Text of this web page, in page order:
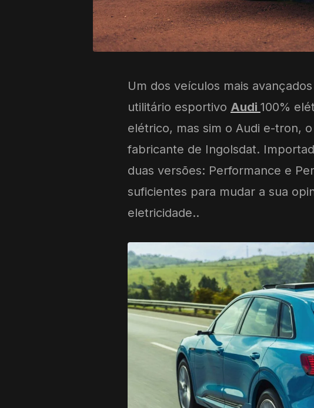
Um dos veículos mais
utilitário esportivo Audi 100%
elétrico, mas sim o Audi e-tron,
fabricante de Ingolsdat.
duas versões: Performance e
suficientes para mudar a sua
eletricidade..